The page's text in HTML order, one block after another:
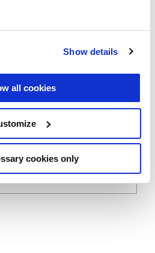
Show details
all cookies
cookies only